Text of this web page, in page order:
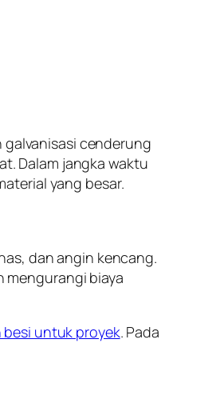
galvanisasi cenderung
Dalam jangka waktu
yang besar.
dan angin kencang.
mengurangi biaya
untuk proyek. Pada